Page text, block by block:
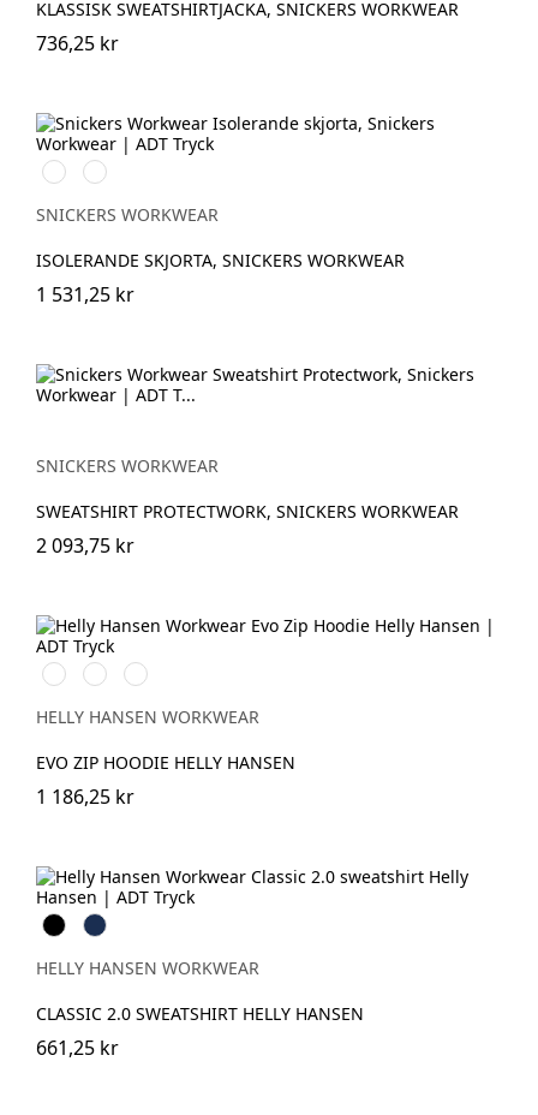
KLASSISK SWEATSHIRTJACKA, SNICKERS WORKWEAR
736,25 kr
Chiliröd/Svart
Khakigrön/Svart
SNICKERS WORKWEAR
ISOLERANDE SKJORTA, SNICKERS WORKWEAR
1 531,25 kr
SNICKERS WORKWEAR
SWEATSHIRT PROTECTWORK, SNICKERS WORKWEAR
2 093,75 kr
591
NAVY
991
BLACK
932
GREY
MELANGE
HELLY HANSEN WORKWEAR
EVO ZIP HOODIE HELLY HANSEN
1 186,25 kr
BlackNavy
HELLY HANSEN WORKWEAR
CLASSIC 2.0 SWEATSHIRT HELLY HANSEN
661,25 kr